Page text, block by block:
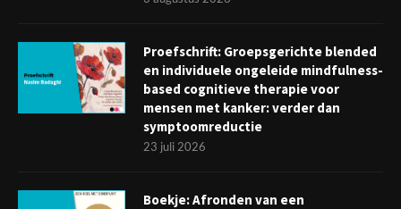
Proefschrift: Groepsgerichte blended
en individuele ongeleide mindfulness-
based cognitieve therapie voor
mensen met kanker: verder dan
symptoomreductie
23 juli 2026
Boekje: Afronden van een